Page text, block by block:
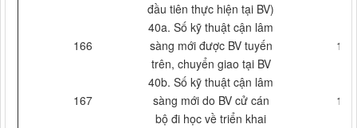
đầu tiên thực hiện tại BV)
166
40a. Số kỹ thuật cận lâm
sàng mới được BV tuyến
trên, chuyển giao tại BV
1
167
40b. Số kỹ thuật cận lâm
sàng mới do BV cử cán
bộ đi học về triển khai
1